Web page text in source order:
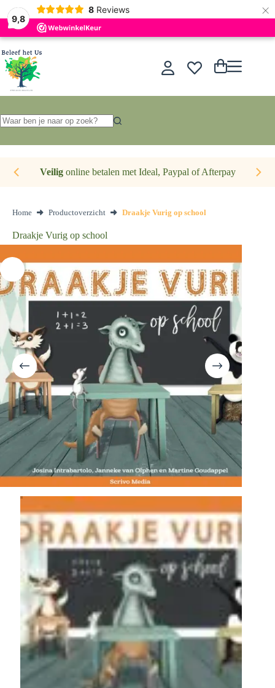
9,8
8 Reviews ×
Ga
naar
de
inhoud
Winkelwagen
resultaten
Veiligonline betalen met Ideal, Paypal of Afterpay
Home Productoverzicht Draakje Vurig op school
Draakje Vurig op school